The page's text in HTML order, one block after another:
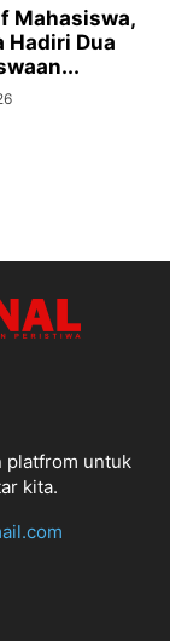
Mahasiswa,
Hadiri Dua
platfrom untuk
kita.